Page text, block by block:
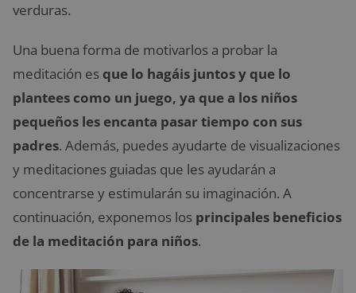
verduras.
Una buena forma de motivarlos a probar la
meditación es que lo hagáis juntos y que lo
plantees como un juego, ya que a los niños
pequeños les encanta pasar tiempo con sus
padres. Además, puedes ayudarte de visualizaciones
y meditaciones guiadas que les ayudarán a
concentrarse y estimularán su imaginación. A
continuación, exponemos los principales beneficios
de la meditación para niños.